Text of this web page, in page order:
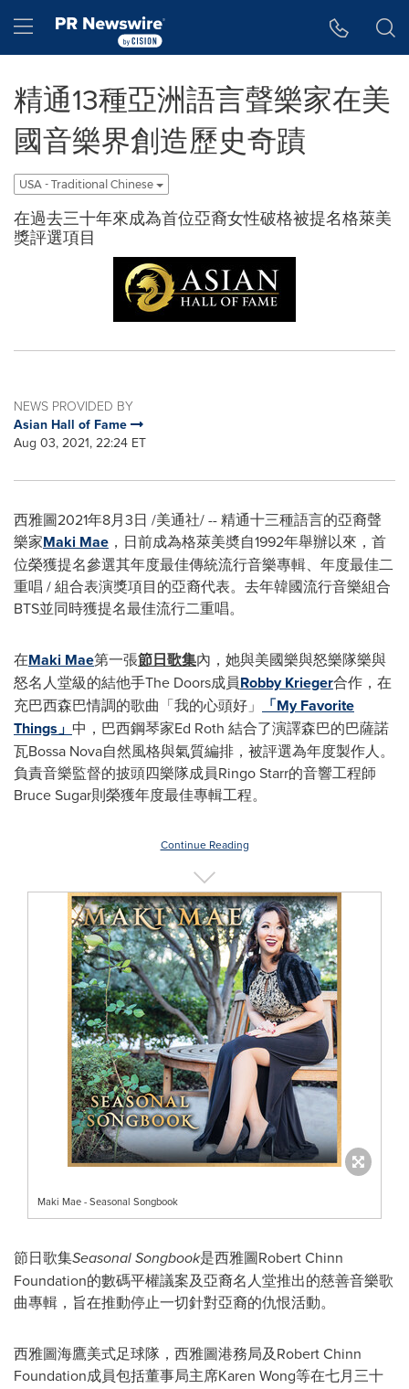
Hamburger menu
精通13種亞洲語言聲樂家在美
國音樂界創造歷史奇蹟
USA - Traditional Chinese
在過去三十年來成為首位亞裔女性破格被提名格萊美
獎評選項目
NEWS PROVIDED BY
Asian Hall of Fame
Aug 03, 2021, 22:24 ET
西雅圖2021年8月3日 /美通社/ -- 精通十三種語言的亞裔聲
樂家Maki Mae ，日前成為格萊美奬自1992年舉辦以來，首
位榮獲提名參選其年度最佳傳統流行音樂專輯、年度最佳二
重唱 / 組合表演獎項目的亞裔代表。去年韓國流行音樂組合
BTS並同時獲提名最佳流行二重唱。
在Maki Mae第一張節日歌集內，她與美國樂與怒樂隊樂與
怒名人堂級的結他手The Doors成員Robby Krieger合作，在
充巴西森巴情調的歌曲「我的心頭好」
「My Favorite
Things」 中，巴西鋼琴家Ed Roth 結合了演譯森巴的巴薩諾
瓦Bossa Nova自然風格與氣質編排，被評選為年度製作人。
負責音樂監督的披頭四樂隊成員Ringo Starr的音響工程師
Bruce Sugar則榮獲年度最佳專輯工程。
Continue Reading
Maki Mae - Seasonal Songbook
節日歌集Seasonal Songbook是西雅圖Robert Chinn
Foundation的數碼平權議案及亞裔名人堂推出的慈善音樂歌
曲專輯，旨在推動停止一切針對亞裔的仇恨活動。
西雅圖海鷹美式足球隊，西雅圖港務局及Robert Chinn
Foundation成員包括董事局主席Karen Wong等在七月三十